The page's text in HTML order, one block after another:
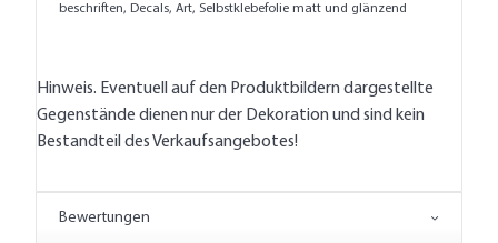
beschriften, Decals, Art, Selbstklebefolie matt und glänzend
Hinweis. Eventuell auf den Produktbildern dargestellte
Gegenstände dienen nur der Dekoration und sind kein
Bestandteil des Verkaufsangebotes!
Bewertungen